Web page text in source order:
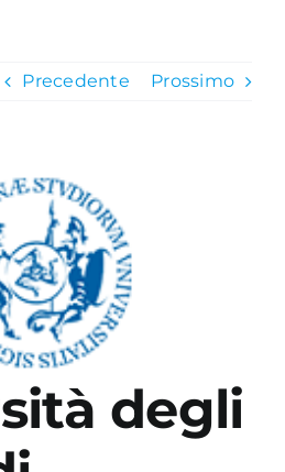
Utilità
Precedente Prossimo
degli